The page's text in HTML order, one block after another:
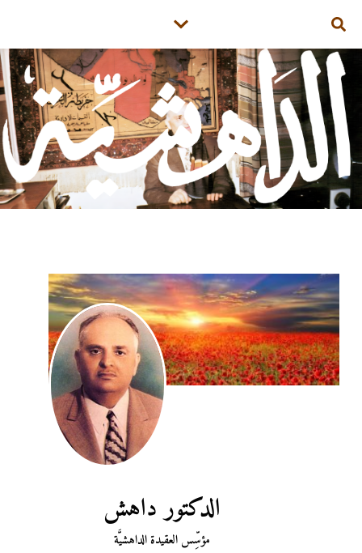
الدكتور داهش
مؤسِّس العقيدة الداهشيَّة